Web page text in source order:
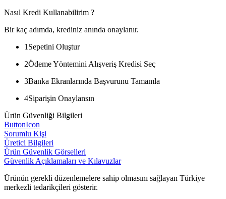
Nasıl Kredi Kullanabilirim ?
Bir kaç adımda, krediniz anında onaylanır.
1 Sepetini Oluştur
2Ödeme Yöntemini Alışveriş Kredisi Seç
3Banka Ekranlarında Başvurunu Tamamla
4Siparişin Onaylansın
Ürün Güvenliği Bilgileri
ButtonIcon
Sorumlu Kişi
Üretici Bilgileri
Ürün Güvenlik Görselleri
Güvenlik Açıklamaları ve Kılavuzlar
Ürünün gerekli düzenlemelere sahip olmasını sağlayan Türkiye
merkezli tedarikçileri gösterir.